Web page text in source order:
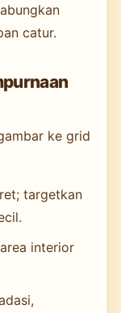
catur.
ke grid
targetkan
interior